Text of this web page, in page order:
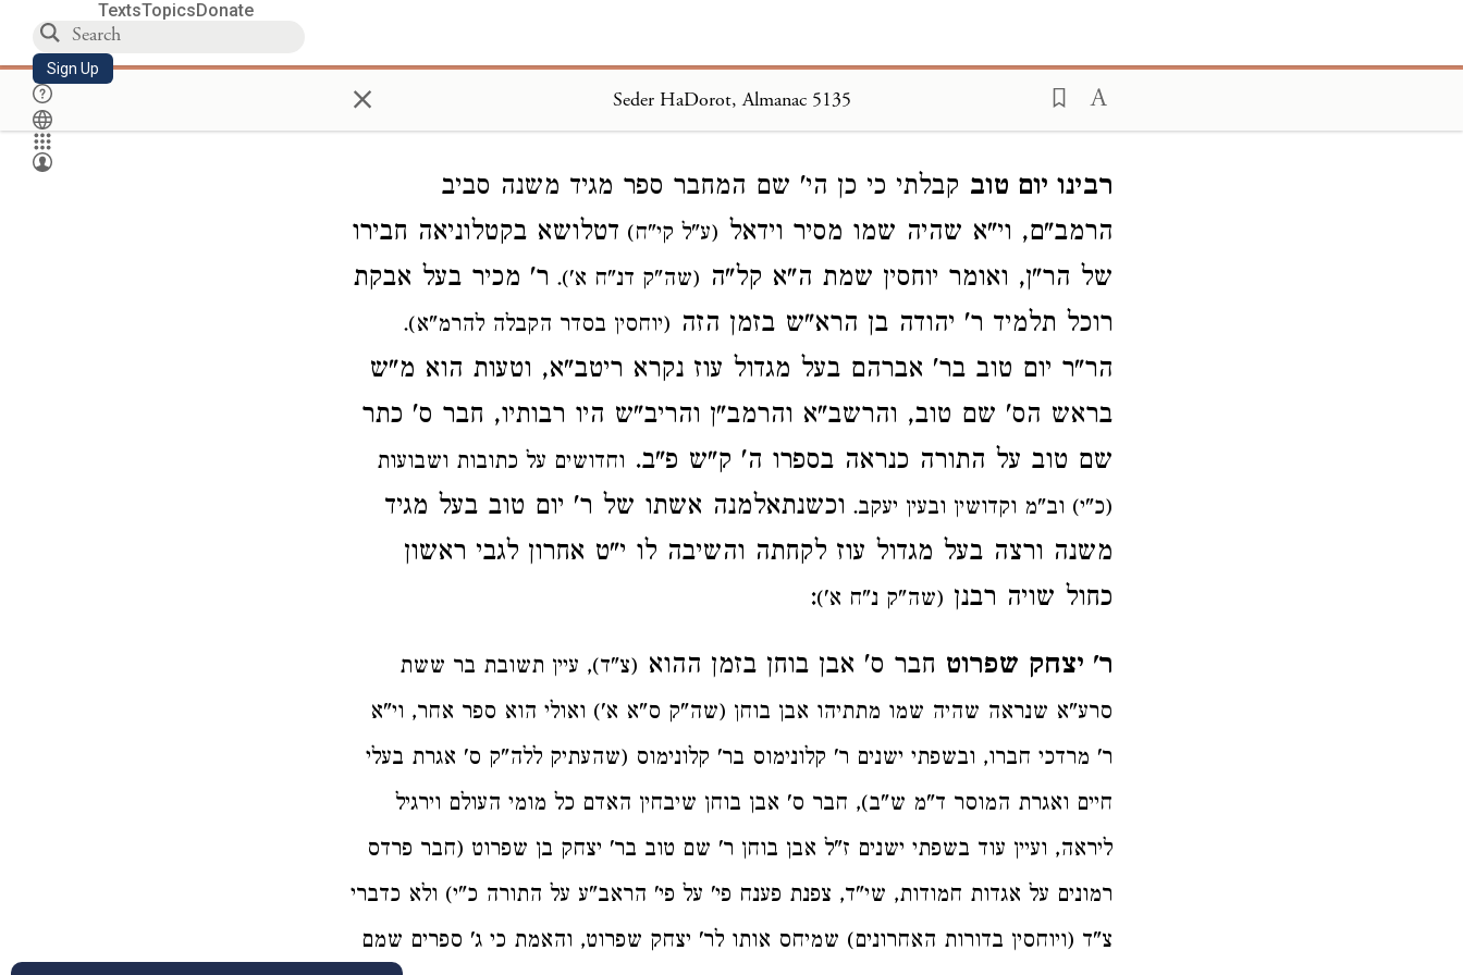
TextsTopicsDonate
Sign Up × Seder HaDorot, Almanac 5135
רבינו יום טוב קבלתי כי כן הי' שם המחבר ספר מגיד משנה סביב
הרמב"ם, וי"א שהיה שמו מסיר וידאל (ע"ל קי"ח) דטלושא בקטלוניאה חבירו
של הר"ן, ואומר יוחסין שמת ה"א קל"ה (שה"ק דנ"ח א'). ר' מכיר בעל אבקת
רוכל תלמיד ר' יהודה בן הרא"ש בזמן הזה (יוחסין בסדר הקבלה להרמ"א).
הר"ר יום טוב בר' אברהם בעל מגדול עוז נקרא ריטב"א, וטעות הוא מ"ש
בראש הס' שם טוב, והרשב"א והרמב"ן והריב"ש היו רבותיו, חבר ס' כתר
שם טוב על התורה כנראה בספרו ה' ק"ש פ"ב. וחדושים על כתובות ושבועות
(כ"י) וב"מ וקדושין ובעין יעקב. וכשנתאלמנה אשתו של ר' יום טוב בעל מגיד
משנה ורצה בעל מגדול עוז לקחתה והשיבה לו י"ט אחרון לגבי ראשון
כחול שויה רבנן (שה"ק נ"ח א'):
ר' יצחק שפרוט חבר ס' אבן בוחן בזמן ההוא (צ"ד), עיין תשובת בר ששת
סרע"א שנראה שהיה שמו מתתיהו אבן בוחן (שה"ק ס"א א') ואולי הוא ספר אחר, וי"א
ר' מרדכי חברו, ובשפתי ישנים ר' קלונימוס בר' קלונימוס (שהעתיק ללה"ק ס' אגרת בעלי
חיים ואגרת המוסר ד"מ ש"ב), חבר ס' אבן בוחן שיבחין האדם כל מומי העולם וירגיל
ליראה, ועיין עוד בשפתי ישנים ז"ל אבן בוחן ר' שם טוב בר' יצחק בן שפרוט (חבר פרדס
רמונים על אגדות חמודות, שי"ד, צפנת פענח פי' על פי' הראב"ע על התורה כ"י) ולא כדברי
צ"ד (ויוחסין בדורות האחרונים) שמיחס אותו לר' יצחק שפרוט, והאמת כי ג' ספרים שמם